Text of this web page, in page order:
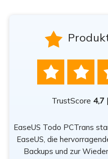

 
TrustScore 4,7
EaseUS Todo PCTrans
EaseUS, die
Backups und zur